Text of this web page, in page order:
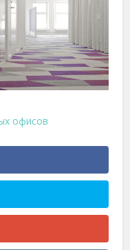
офисов